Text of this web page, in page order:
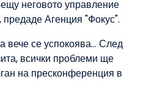
неговото управление
Агенция "Фокус".
вече се успокоява... След
всички проблеми ще
на пресконференция в